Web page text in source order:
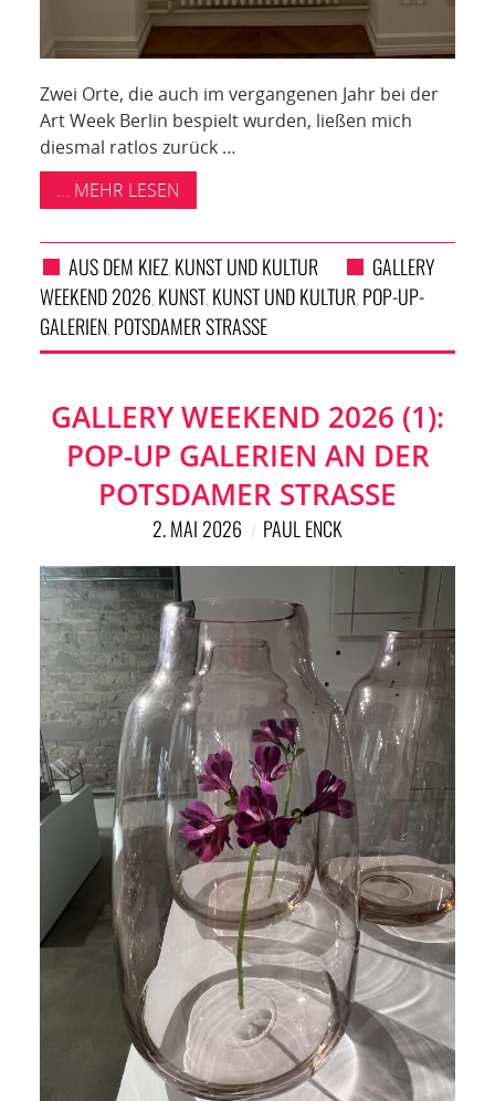
Zwei Orte, die auch im vergangenen Jahr bei der
Art Week Berlin bespielt wurden, ließen mich
diesmal ratlos zurück …
... MEHR LESEN
AUS DEM KIEZ, KUNST UND KULTUR
GALLERY
WEEKEND 2026, KUNST, KUNST UND KULTUR, POP-UP-
GALERIEN, POTSDAMER STRASSE
GALLERY WEEKEND 2026 (1):
POP-UP GALERIEN AN DER
POTSDAMER STRASSE
2. MAI 2026 PAUL ENCK